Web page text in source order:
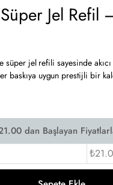
Jel
süper jel refili sayesinde
baskıya uygun prestijli bir